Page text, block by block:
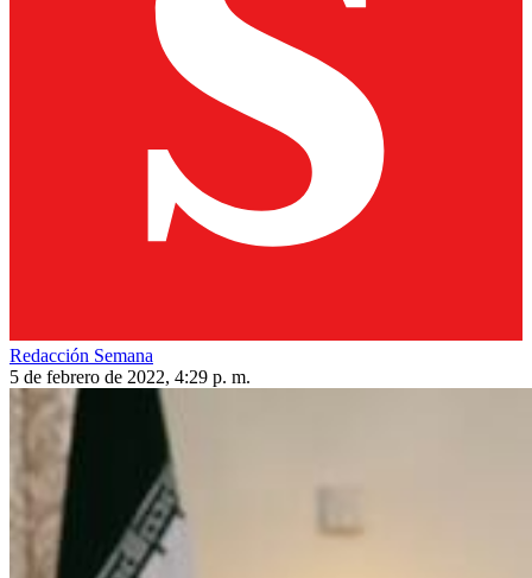
Redacción Semana
5 de febrero de 2022, 4:29 p. m.